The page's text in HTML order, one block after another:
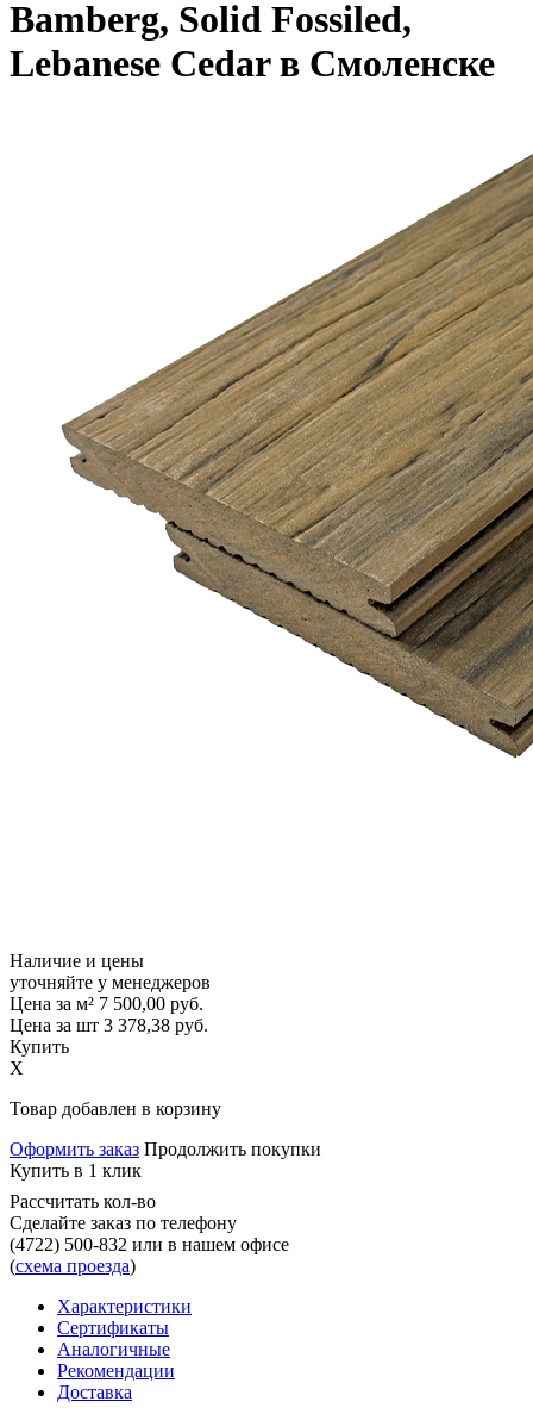
Bamberg, Solid Fossiled,
Lebanese Cedar в Смоленске
Наличие и цены
уточняйте у менеджеров
Цена за м² 7 500,00 руб.
Цена за шт 3 378,38 руб.
Купить
X
Товар добавлен в корзину
Оформить заказ Продолжить покупки
Купить в 1 клик
Рассчитать кол-во
Сделайте заказ по телефону
(4722) 500-832 или в нашем офисе
(схема проезда)
Характеристики
Сертификаты
Аналогичные
Рекомендации
Доставка